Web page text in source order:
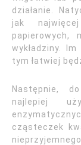
działanie.
jak
papierowych,
wykładziny.
tym łatwiej
Następnie,
najlepiej
cząsteczek